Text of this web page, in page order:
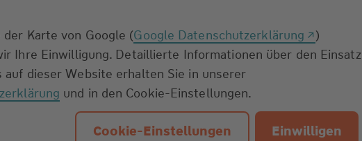
der Karte von Google (Google Datenschutzerklärung
)
Ihre Einwilligung. Detaillierte Informationen über den Einsatz
auf dieser Website erhalten Sie in unserer
und in den Cookie-Einstellungen.
Cookie-Einstellungen Einwilligen